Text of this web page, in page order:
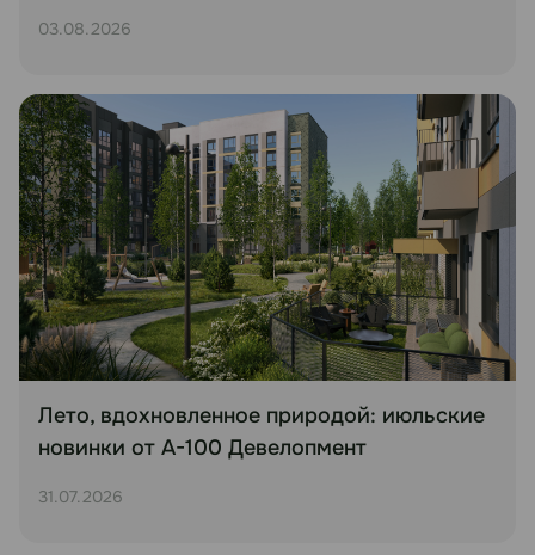
03.08.2026
Лето, вдохновленное природой: июльские
новинки от А-100 Девелопмент
31.07.2026